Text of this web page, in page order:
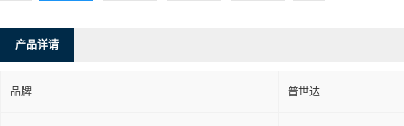
产品详请
品牌 普世达